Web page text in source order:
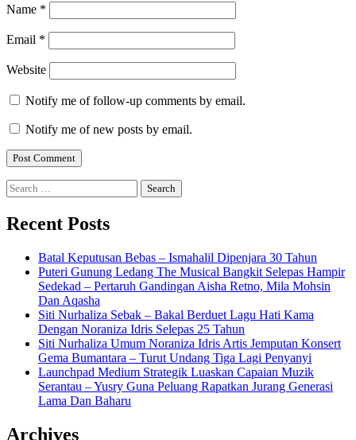
Name *
Email *
Website
Notify me of follow-up comments by email.
Notify me of new posts by email.
Search
for:
Recent Posts
Batal Keputusan Bebas – Ismahalil Dipenjara 30 Tahun
Puteri Gunung Ledang The Musical Bangkit Selepas Hampir
Sedekad – Pertaruh Gandingan Aisha Retno, Mila Mohsin
Dan Aqasha
Siti Nurhaliza Sebak – Bakal Berduet Lagu Hati Kama
Dengan Noraniza Idris Selepas 25 Tahun
Siti Nurhaliza Umum Noraniza Idris Artis Jemputan Konsert
Gema Bumantara – Turut Undang Tiga Lagi Penyanyi
Launchpad Medium Strategik Luaskan Capaian Muzik
Serantau – Yusry Guna Peluang Rapatkan Jurang Generasi
Lama Dan Baharu
Archives